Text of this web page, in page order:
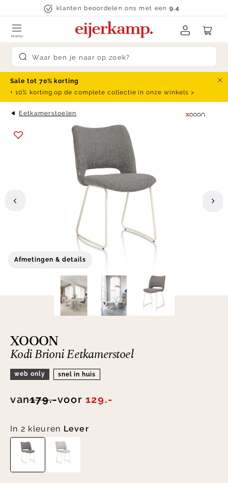
Skip to contentklanten beoordelen ons met een9.4
Submit search
menu
Sale tot 70% korting
+ 10% korting op de complete collectie in onze winkels >
Eetkamerstoelen
Afmetingen & details
XOOON
Kodi Brioni Eetkamerstoel
web only snel in huis
van179.-voor 129.-
In 2 kleuren Lever